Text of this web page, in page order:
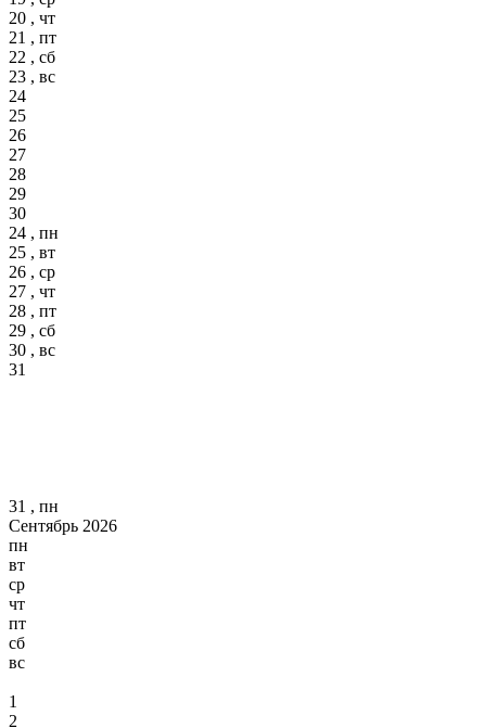
20 , чт
21 , пт
22 , сб
23 , вс
24
25
26
27
28
29
30
24 , пн
25 , вт
26 , ср
27 , чт
28 , пт
29 , сб
30 , вс
31
31 , пн
Сентябрь 2026
пн
вт
ср
чт
пт
сб
вс
1
2